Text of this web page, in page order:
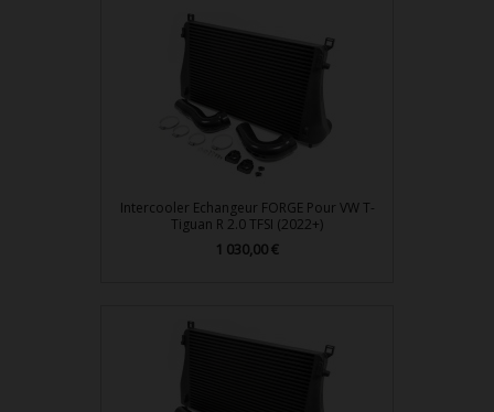
Intercooler Echangeur FORGE Pour VW T-
Tiguan R 2.0 TFSI (2022+)
Prix
1 030,00 €